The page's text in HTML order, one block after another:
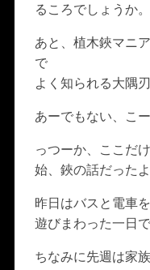
るころでしょうか。
あと、植木鋏マニ
で
よく知られる大隅
あーでもない、こ
っつーか、ここだ
始、鋏の話だった
昨日はバスと電車
遊びまわった一日で
ちなみに先週は家